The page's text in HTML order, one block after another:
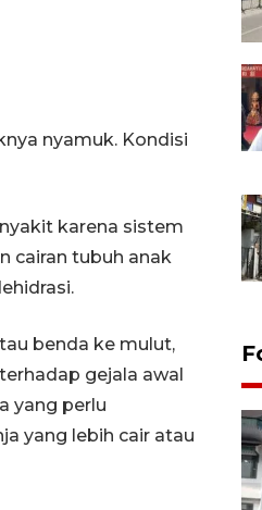
nyamuk. Kondisi
karena sistem
cairan tubuh anak
benda ke mulut,
gejala awal
yang perlu
yang lebih cair atau